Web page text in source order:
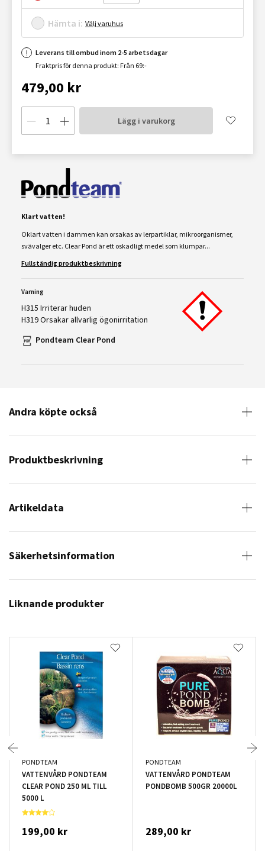
Hämta i: Välj varuhus
Leverans till ombud inom 2-5 arbetsdagar
Fraktpris för denna produkt: Från 69:-
479,00 kr
Lägg i varukorg
Klart vatten!
Oklart vatten i dammen kan orsakas av lerpartiklar, mikroorganismer,
svävalger etc. Clear Pond är ett oskadligt medel som klumpar...
Fullständig produktbeskrivning
Varning
H315 Irriterar huden
H319 Orsakar allvarlig ögonirritation
Pondteam Clear Pond
Andra köpte också
Produktbeskrivning
Artikeldata
Säkerhetsinformation
Liknande produkter
PONDTEAM
VATTENVÅRD PONDTEAM
CLEAR POND 250 ML TILL
5000 L
199,00 kr
PONDTEAM
VATTENVÅRD PONDTEAM
PONDBOMB 500GR 20000L
289,00 kr